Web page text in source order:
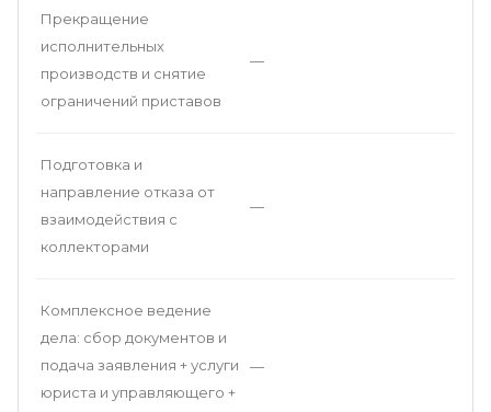
Прекращение
исполнительных
производств и снятие
ограничений приставов
—
Подготовка и
направление отказа от
взаимодействия с
коллекторами
—
Комплексное ведение
дела: сбор документов и
подача заявления + услуги
юриста и управляющего +
—